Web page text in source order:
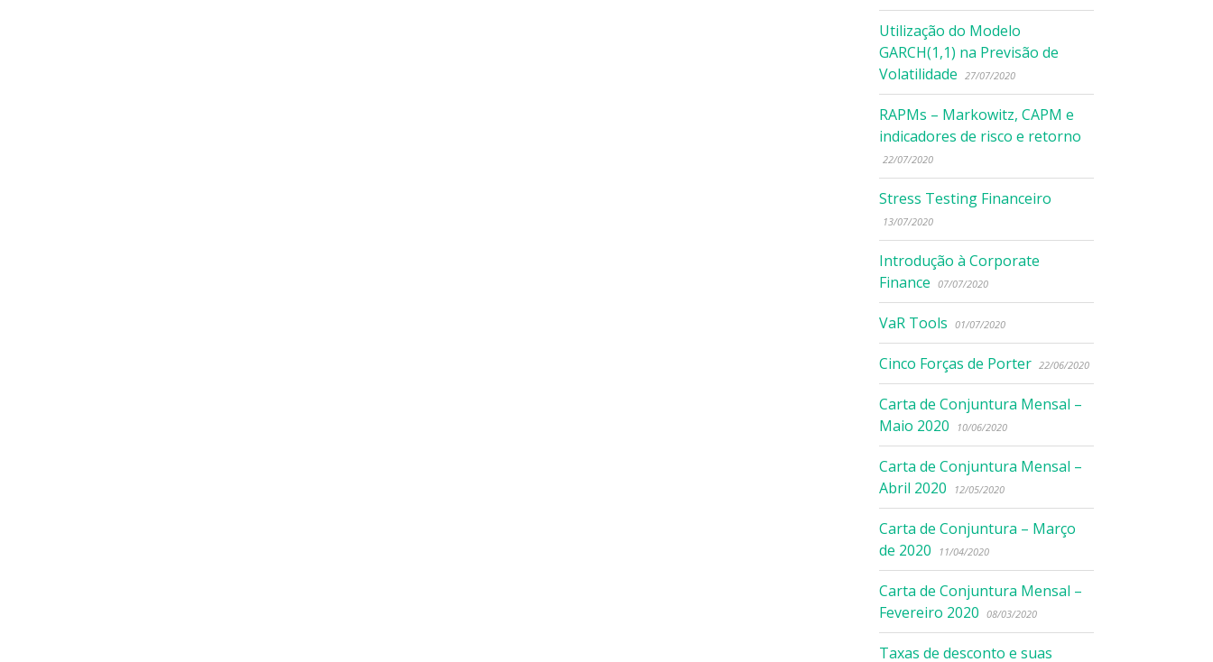
Utilização do Modelo
GARCH(1,1) na Previsão de
Volatilidade
27/07/2020
RAPMs – Markowitz, CAPM e
indicadores de risco e retorno
22/07/2020
Stress Testing Financeiro
13/07/2020
Introdução à Corporate
Finance
07/07/2020
VaR Tools 01/07/2020
Cinco Forças de Porter 22/06/2020
Carta de Conjuntura Mensal –
Maio 2020
10/06/2020
Carta de Conjuntura Mensal –
Abril 2020
12/05/2020
Carta de Conjuntura – Março
de 2020
11/04/2020
Carta de Conjuntura Mensal –
Fevereiro 2020
08/03/2020
Taxas de desconto e suas